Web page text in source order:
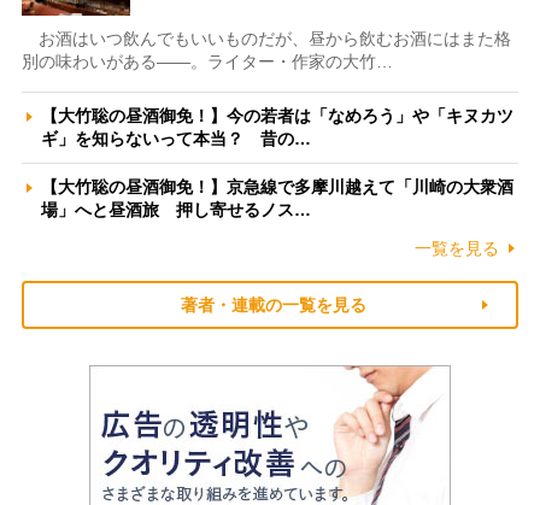
お酒はいつ飲んでもいいものだが、昼から飲むお酒にはまた格
別の味わいがある――。ライター・作家の大竹…
【大竹聡の昼酒御免！】今の若者は「なめろう」や「キヌカツ
ギ」を知らないって本当？ 昔の…
【大竹聡の昼酒御免！】京急線で多摩川越えて「川崎の大衆酒
場」へと昼酒旅 押し寄せるノス…
一覧を見る
著者・連載の一覧を見る